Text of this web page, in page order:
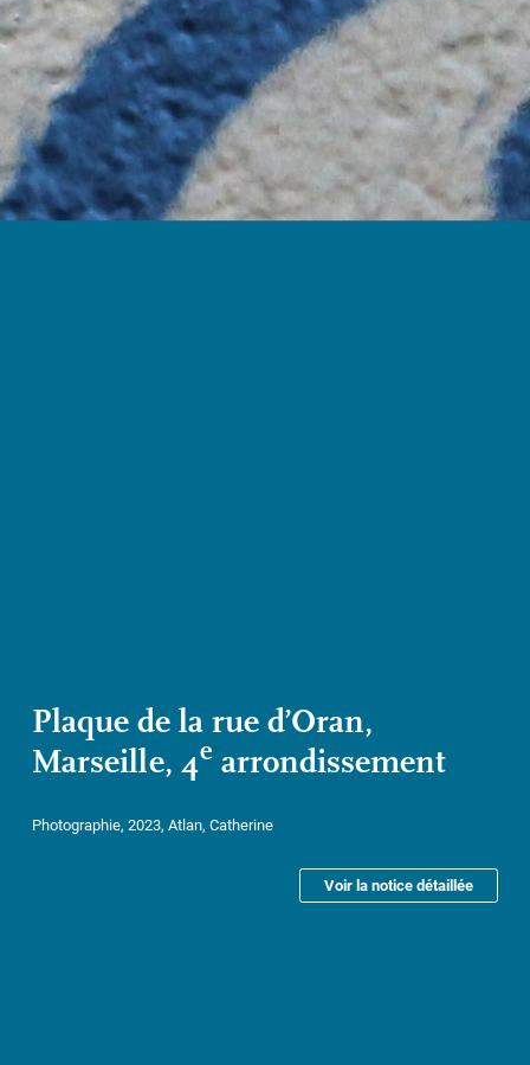
Plaque de la rue d’Oran,
Marseille, 4e arrondissement
Photographie, 2023, Atlan, Catherine
Voir la notice détaillée